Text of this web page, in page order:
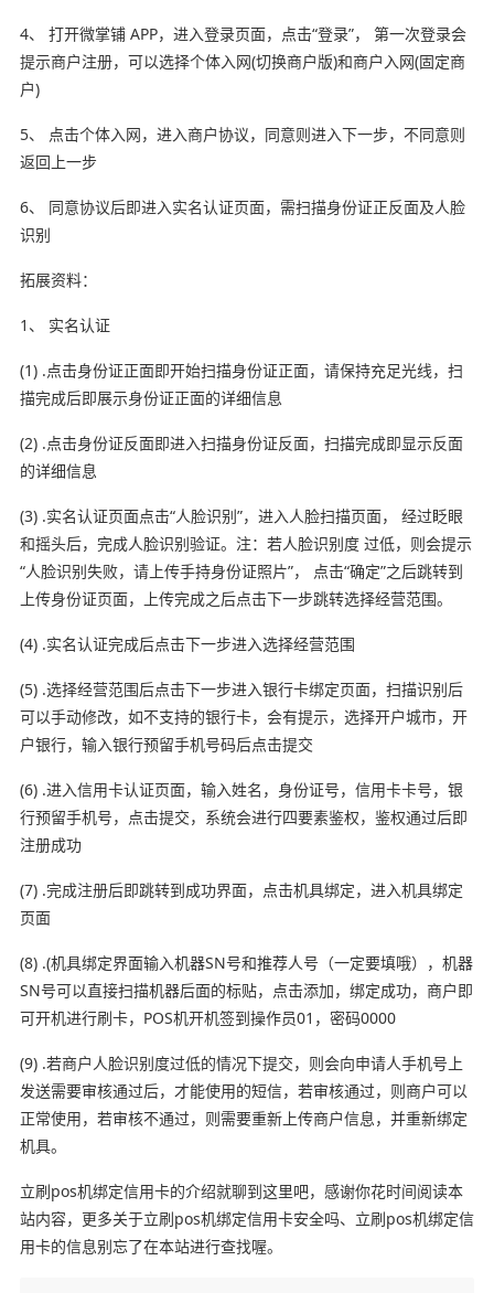
4、 打开微掌铺 APP，进入登录页面，点击“登录”， 第一次登录会
提示商户注册，可以选择个体入网(切换商户版)和商户入网(固定商
户)
5、 点击个体入网，进入商户协议，同意则进入下一步，不同意则
返回上一步
6、 同意协议后即进入实名认证页面，需扫描身份证正反面及人脸
识别
拓展资料：
1、 实名认证
(1) .点击身份证正面即开始扫描身份证正面，请保持充足光线，扫
描完成后即展示身份证正面的详细信息
(2) .点击身份证反面即进入扫描身份证反面，扫描完成即显示反面
的详细信息
(3) .实名认证页面点击“人脸识别”，进入人脸扫描页面， 经过眨眼
和摇头后，完成人脸识别验证。注：若人脸识别度 过低，则会提示
“人脸识别失败，请上传手持身份证照片”， 点击“确定”之后跳转到
上传身份证页面，上传完成之后点击下一步跳转选择经营范围。
(4) .实名认证完成后点击下一步进入选择经营范围
(5) .选择经营范围后点击下一步进入银行卡绑定页面，扫描识别后
可以手动修改，如不支持的银行卡，会有提示，选择开户城市，开
户银行，输入银行预留手机号码后点击提交
(6) .进入信用卡认证页面，输入姓名，身份证号，信用卡卡号，银
行预留手机号，点击提交，系统会进行四要素鉴权，鉴权通过后即
注册成功
(7) .完成注册后即跳转到成功界面，点击机具绑定，进入机具绑定
页面
(8) .(机具绑定界面输入机器SN号和推荐人号（一定要填哦），机器
SN号可以直接扫描机器后面的标贴，点击添加，绑定成功，商户即
可开机进行刷卡，POS机开机签到操作员01，密码0000
(9) .若商户人脸识别度过低的情况下提交，则会向申请人手机号上
发送需要审核通过后，才能使用的短信，若审核通过，则商户可以
正常使用，若审核不通过，则需要重新上传商户信息，并重新绑定
机具。
立刷pos机绑定信用卡的介绍就聊到这里吧，感谢你花时间阅读本
站内容，更多关于立刷pos机绑定信用卡安全吗、立刷pos机绑定信
用卡的信息别忘了在本站进行查找喔。